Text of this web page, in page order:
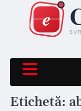
content
Etichetă: